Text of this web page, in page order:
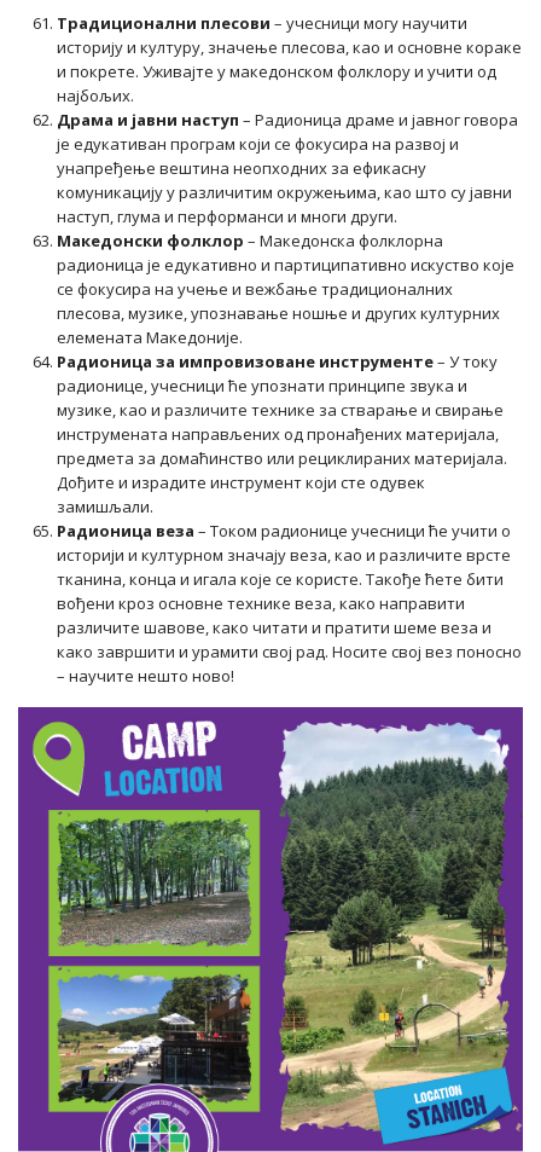
Традиционални плесови – учесници могу научити
историју и културу, значење плесова, као и основне кораке
и покрете. Уживајте у македонском фолклору и учити од
најбољих.
Драма и јавни наступ – Радионица драме и јавног говора
је едукативан програм који се фокусира на развој и
унапређење вештина неопходних за ефикасну
комуникацију у различитим окружењима, као што су јавни
наступ, глума и перформанси и многи други.
Македонски фолклор – Македонска фолклорна
радионица је едукативно и партиципативно искуство које
се фокусира на учење и вежбање традиционалних
плесова, музике, упознавање ношње и других културних
елемената Македоније.
Радионица за импровизоване инструменте– У току
радионице, учесници ће упознати принципе звука и
музике, као и различите технике за стварање и свирање
инструмената направљених од пронађених материјала,
предмета за домаћинство или рециклираних материјала.
Дођите и израдите инструмент који сте одувек
замишљали.
Радионица веза – Током радионице учесници ће учити о
историји и културном значају веза, као и различите врсте
тканина, конца и игала које се користе. Такође ћете бити
вођени кроз основне технике веза, како направити
различите шавове, како читати и пратити шеме веза и
како завршити и урамити свој рад. Носите свој вез поносно
– научите нешто ново!